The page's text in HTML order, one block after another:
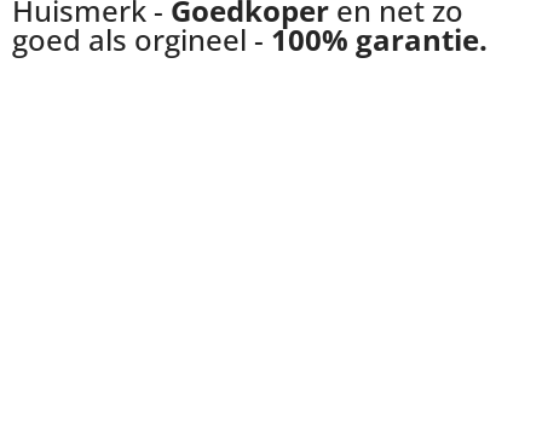
Huismerk - Goedkoper en net zo
goed als orgineel - 100% garantie.